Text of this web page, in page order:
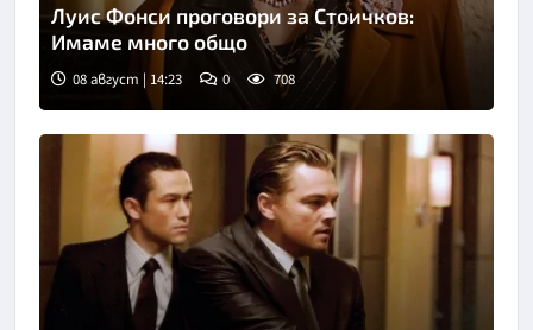
Луис Фонси проговори за Стоичков:
Имаме много общо
08 август | 14:23 0 708